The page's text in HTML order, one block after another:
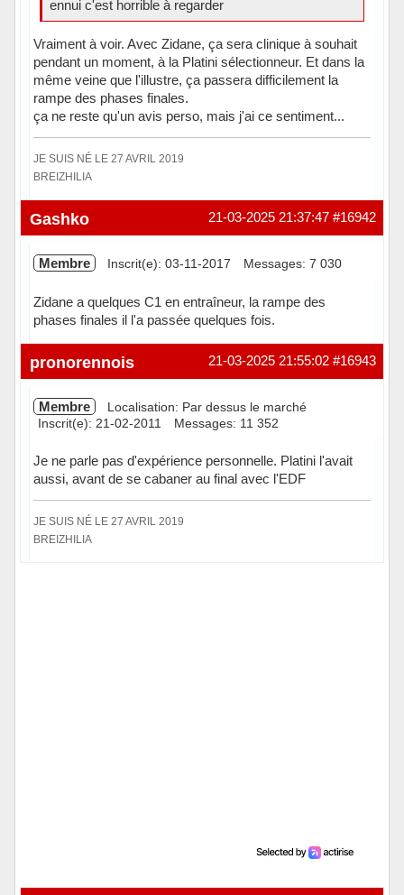
ennui c'est horrible à regarder
Vraiment à voir. Avec Zidane, ça sera clinique à souhait
pendant un moment, à la Platini sélectionneur. Et dans la
même veine que l'illustre, ça passera difficilement la
rampe des phases finales.
ça ne reste qu'un avis perso, mais j'ai ce sentiment...
JE SUIS NÉ LE 27 AVRIL 2019
BREIZHILIA
Hors ligne #16942
21-03-2025 21:37:47
Gashko
Membre Inscrit(e): 03-11-2017 Messages: 7 030
Zidane a quelques C1 en entraîneur, la rampe des
phases finales il l'a passée quelques fois.
Hors ligne #16943
21-03-2025 21:55:02
pronorennois
Membre
Localisation: Par dessus le marché
Inscrit(e): 21-02-2011
Messages: 11 352
Je ne parle pas d'expérience personnelle. Platini l'avait
aussi, avant de se cabaner au final avec l'EDF
JE SUIS NÉ LE 27 AVRIL 2019
BREIZHILIA